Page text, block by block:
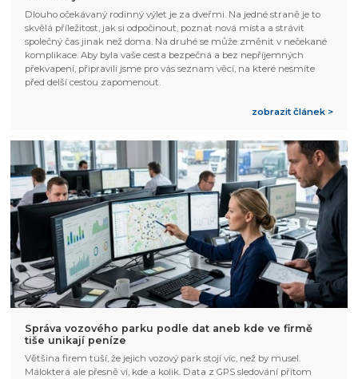
Dlouho očekávaný rodinný výlet je za dveřmi. Na jedné straně je to
skvělá příležitost, jak si odpočinout, poznat nová místa a strávit
společný čas jinak než doma. Na druhé se může změnit v nečekané
komplikace. Aby byla vaše cesta bezpečná a bez nepříjemných
překvapení, připravili jsme pro vás seznam věcí, na které nesmíte
před delší cestou zapomenout.
zobrazit článek >
Správa vozového parku podle dat aneb kde ve firmě
tiše unikají peníze
Většina firem tuší, že jejich vozový park stojí víc, než by musel.
Málokterá ale přesně ví, kde a kolik. Data z GPS sledování přitom